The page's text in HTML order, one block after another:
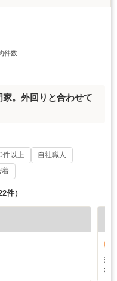
件数
。外回りと合わせて
件以上
自社職人
着
件）
担
が